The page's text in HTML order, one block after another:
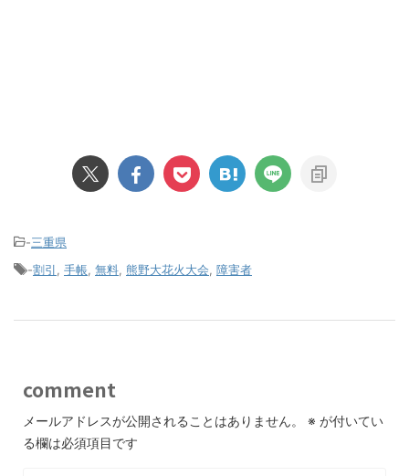
-三重県
-割引 手帳 無料 熊野大花火大会 障害者
comment
メールアドレスが公開されることはありません。 ※ が付いてい
る欄は必須項目です